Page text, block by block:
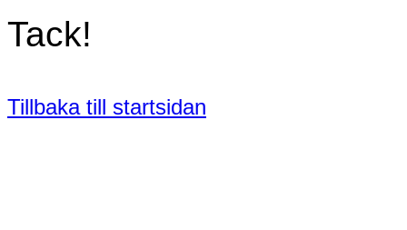
Tack!
Tillbaka till startsidan